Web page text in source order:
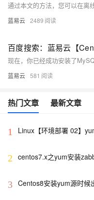
蓝易云 2489
蓝易云 581
热门文章 最新文章
1
Linux【环境部署 02】
（一篇学会离线yum源配
2 centos7.x之yum安装
3 Centos8安装yum源时候